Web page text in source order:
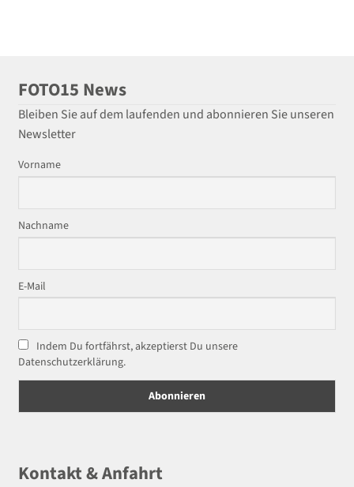
FOTO15 News
Bleiben Sie auf dem laufenden und abonnieren Sie unseren
Newsletter
Vorname
Nachname
E-Mail
Indem Du fortfährst, akzeptierst Du unsere
Datenschutzerklärung.
Kontakt & Anfahrt